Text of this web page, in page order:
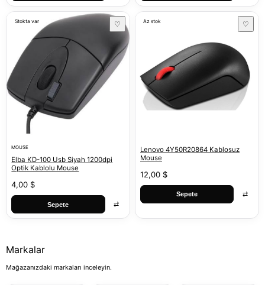
Stokta var ♡
MOUSE
Elba KD-100 Usb Siyah 1200dpi
Optik Kablolu Mouse
4,00 $
Sepete ⇄
Az stok ♡
Lenovo 4Y50R20864 Kablosuz
Mouse
12,00 $
Sepete ⇄
Markalar
Mağazanızdaki markaları inceleyin.